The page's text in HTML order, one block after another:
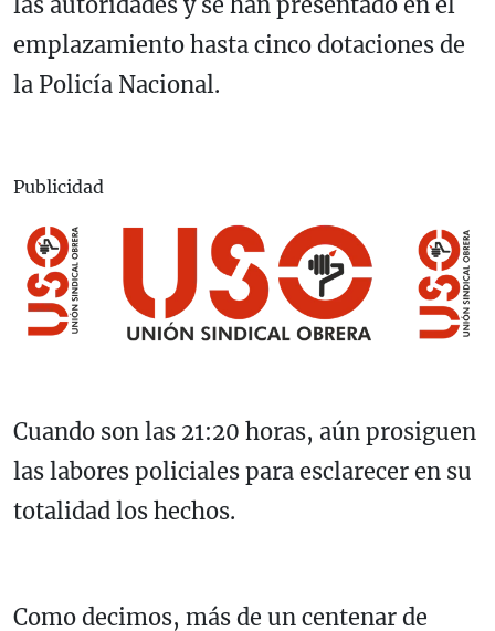
emplazamiento hasta cinco dotaciones de
la Policía Nacional.
Publicidad
Cuando son las 21:20 horas, aún prosiguen
las labores policiales para esclarecer en su
totalidad los hechos.
Como decimos, más de un centenar de